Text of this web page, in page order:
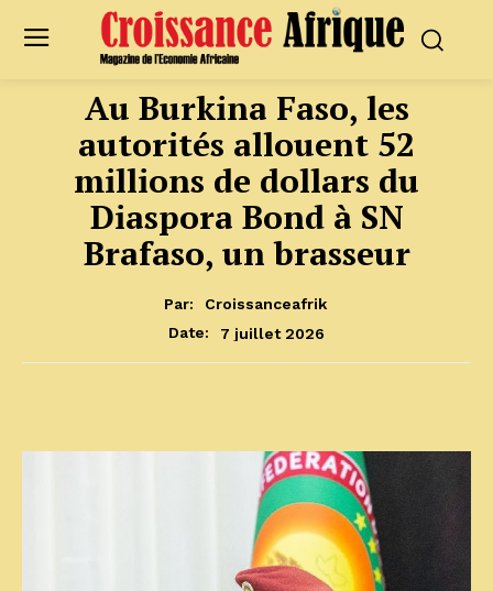
Au Burkina Faso, les
autorités allouent 52
millions de dollars du
Diaspora Bond à SN
Brafaso, un brasseur
Par:
Croissanceafrik
Date:
7 juillet 2026